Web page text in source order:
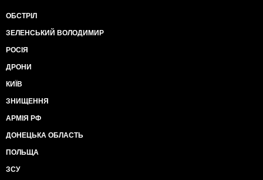
ОБСТРІЛ
ЗЕЛЕНСЬКИЙ ВОЛОДИМИР
РОСІЯ
ДРОНИ
КИЇВ
ЗНИЩЕННЯ
АРМІЯ РФ
ДОНЕЦЬКА ОБЛАСТЬ
ПОЛЬЩА
ЗСУ